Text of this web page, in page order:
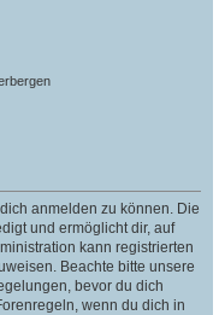
anmelden zu können. Die
und ermöglicht dir, auf
kann registrierten
Beachte bitte unsere
bevor du dich
wenn du dich in